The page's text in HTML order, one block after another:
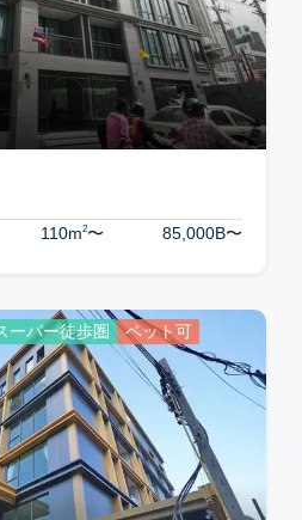
110m2〜 85,000B〜
ーパー徒歩圏 ペット可